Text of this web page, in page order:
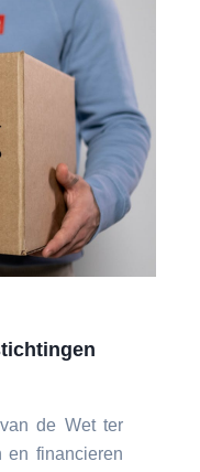
de Wet ter
en financieren